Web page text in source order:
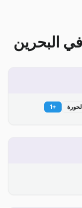
في البحرين
+
1